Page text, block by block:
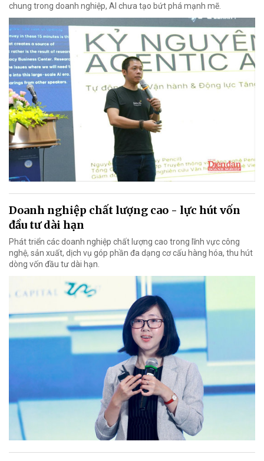
chung trong doanh nghiệp, AI chưa tạo bứt phá mạnh mẽ.
Doanh nghiệp chất lượng cao - lực hút vốn
đầu tư dài hạn
Phát triển các doanh nghiệp chất lượng cao trong lĩnh vực công
nghệ, sản xuất, dịch vụ góp phần đa dạng cơ cấu hàng hóa, thu hút
dòng vốn đầu tư dài hạn.